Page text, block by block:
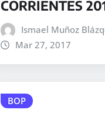
CORRIENTES
Ismael Muñoz
Mar 27, 2017
BOP